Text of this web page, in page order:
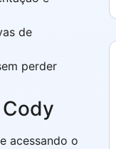
de
perder
acessando o